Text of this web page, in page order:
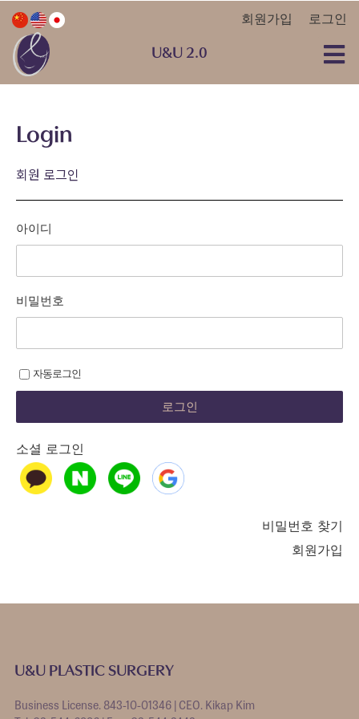
회원가입 로그인
U&U 2.0
Login
회원 로그인
아이디
비밀번호
자동로그인
소셜 로그인
비밀번호 찾기
회원가입
U&U PLASTIC SURGERY
Business License. 843-10-01346 | CEO. Kikap Kim